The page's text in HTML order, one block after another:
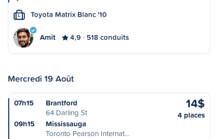
L Toyota Matrix Blanc '10
Amit 4,9 518 conduits
Mercredi 19 Août
07h15
Brantford
64 Darling St
09h15
Mississauga
Toronto Pearson Internat…
14$
4 places